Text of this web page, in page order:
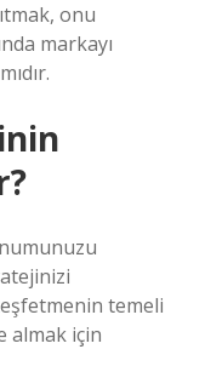
onu
markayı
temeli
almak için